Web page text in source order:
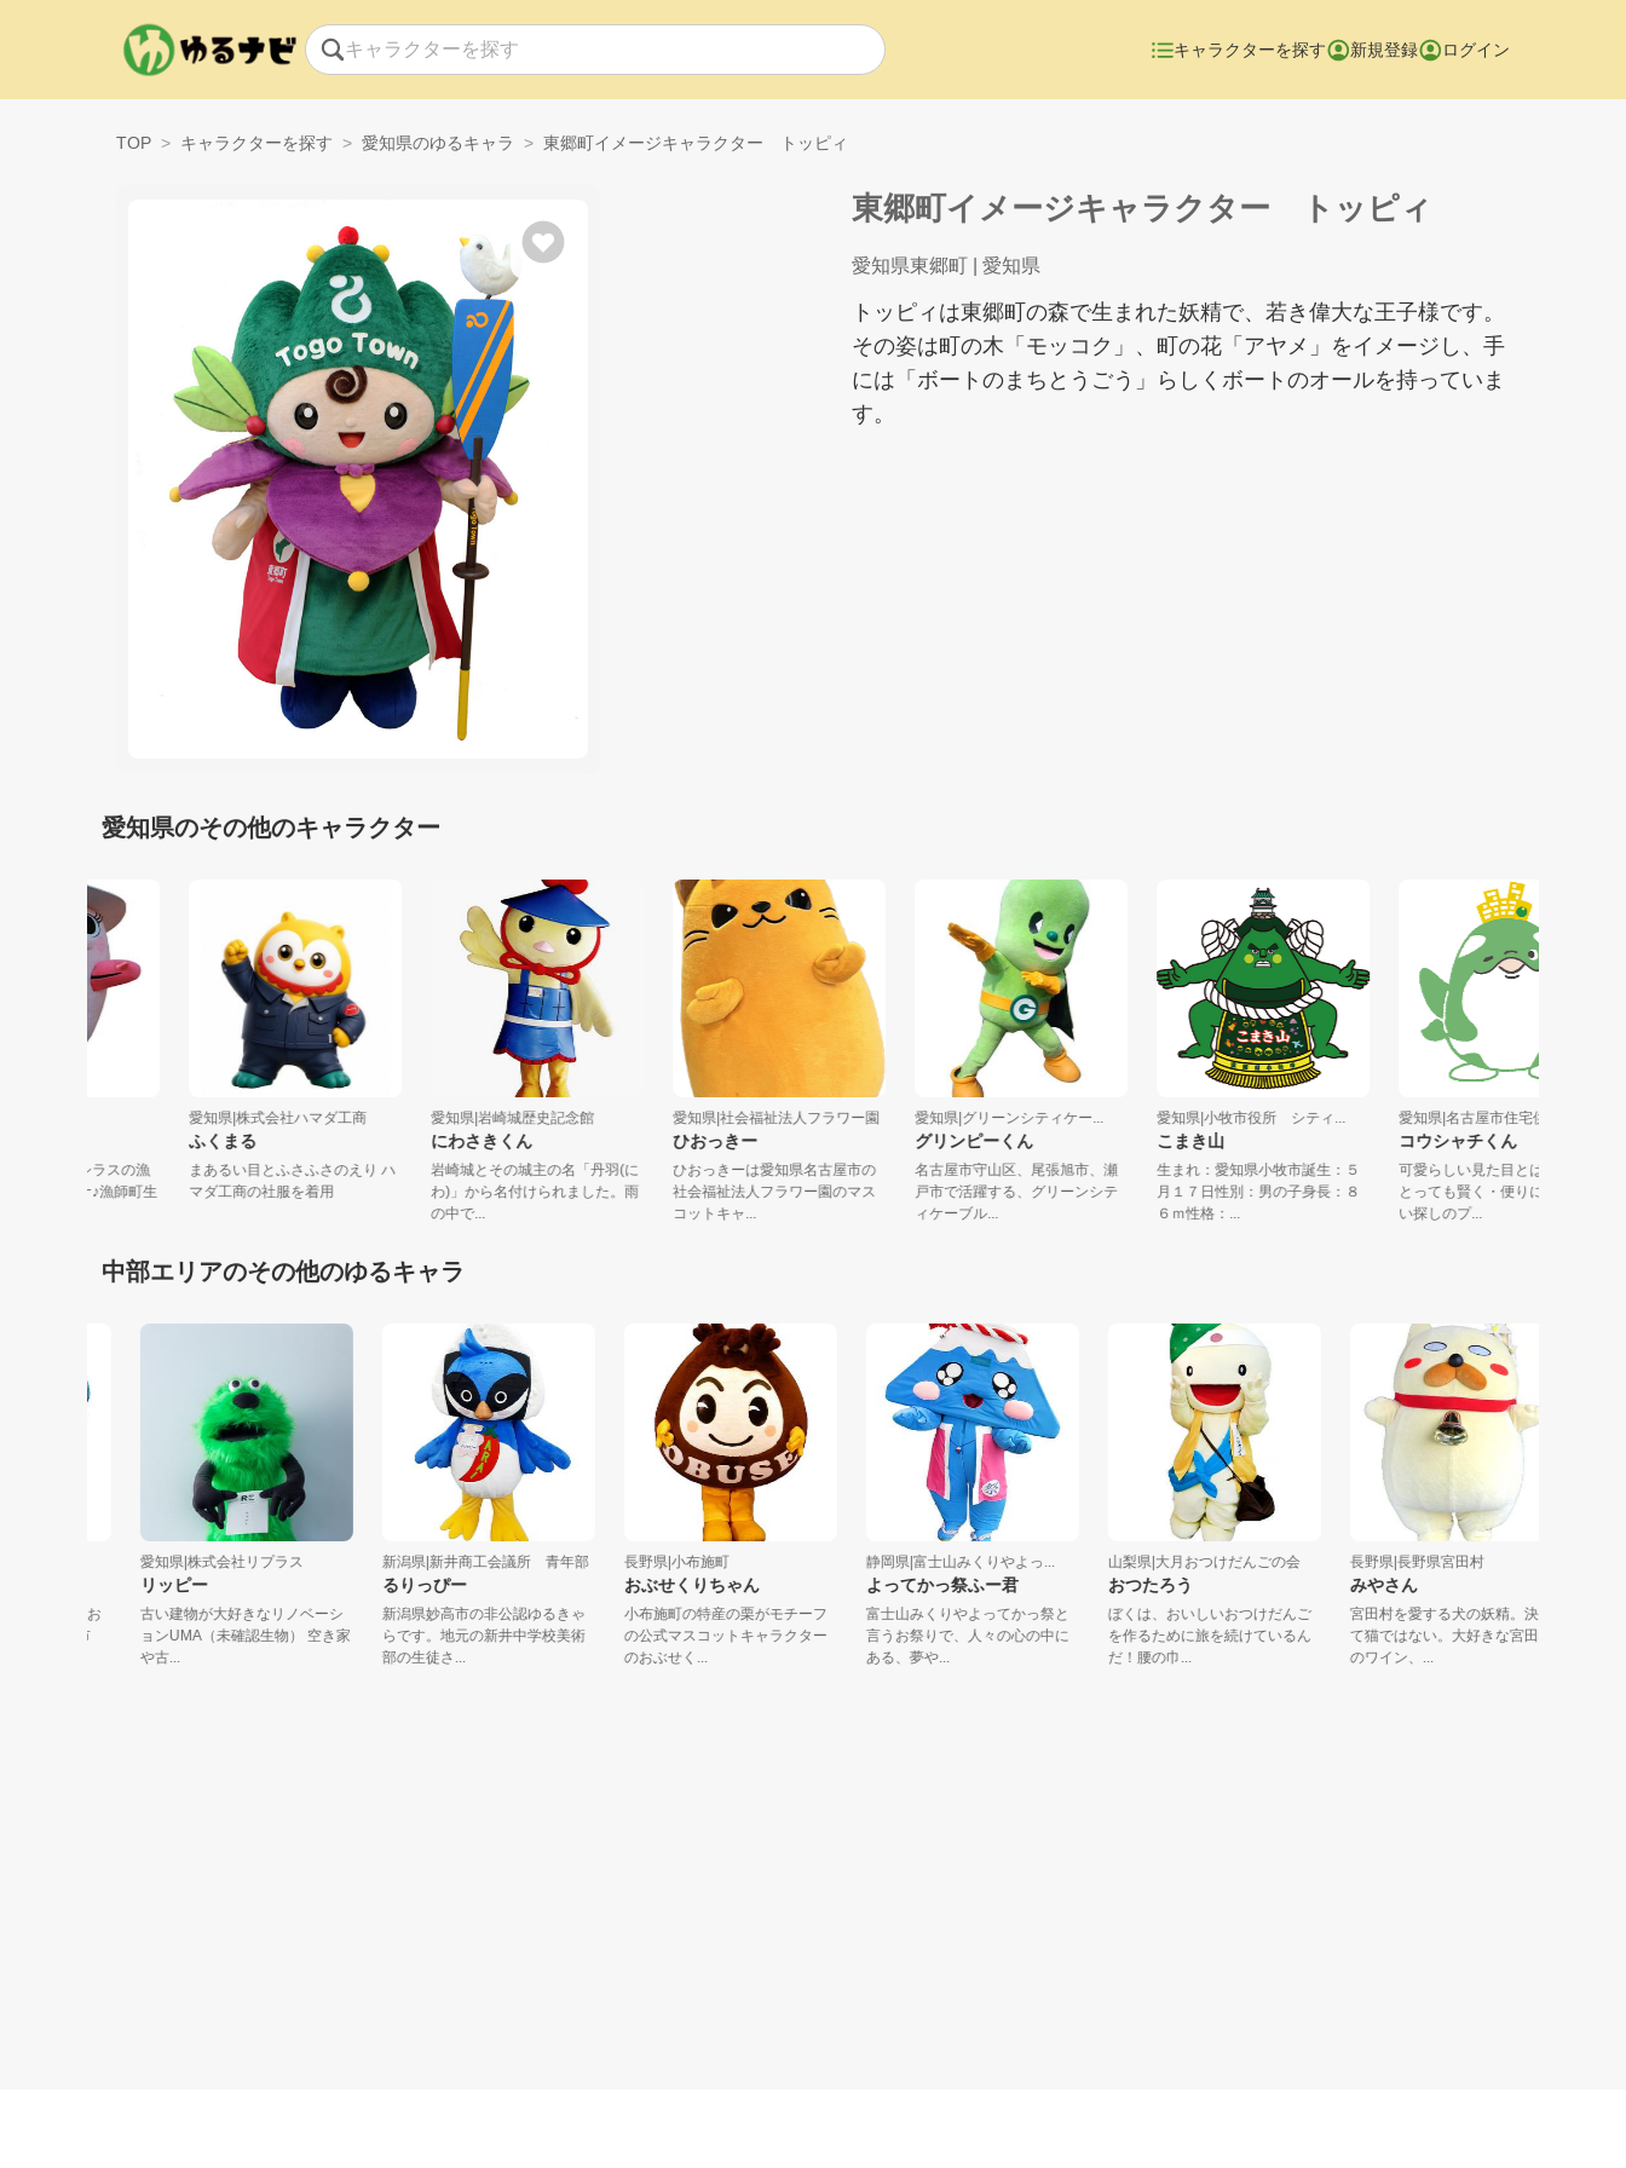
キャラクターを探す 新規登録 ログイン
TOP キャラクターを探す 愛知県のゆるキャラ 東郷町イメージキャラクター トッピィ
東郷町イメージキャラクター トッピィ
愛知県東郷町 | 愛知県
トッピィは東郷町の森で生まれた妖精で、若き偉大な王子様です。
その姿は町の木「モッコク」、町の花「アヤメ」をイメージし、手
には「ボートのまちとうごう」らしくボートのオールを持っていま
す。
愛知県のその他のキャラクター
離島、篠島はシラスの漁
本一なんだーナ♪漁師町生
愛知県|株式会社ハマダ工商
ふくまる
まあるい目とふさふさのえり ハ
マダ工商の社服を着用
愛知県|岩崎城歴史記念館
にわさきくん
岩崎城とその城主の名「丹羽(に
わ)」から名付けられました。雨
の中で...
愛知県|社会福祉法人フラワー園
ひおっきー
ひおっきーは愛知県名古屋市の
社会福祉法人フラワー園のマス
コットキャ...
愛知県|グリーンシティケー...
グリンピーくん
名古屋市守山区、尾張旭市、瀬
戸市で活躍する、グリーンシテ
ィケーブル...
愛知県|小牧市役所 シティ...
こまき山
生まれ：愛知県小牧市誕生：５
月１７日性別：男の子身長：８
６ｍ性格：...
愛知県|名古屋市住宅供給公社
コウシャチくん
可愛らしい見た目とは裏腹に
とっても賢く・便りになる住
い探しのプ...
中部エリアのその他のゆるキャラ
愛知県|株式会社リプラス
リッピー
古い建物が大好きなリノベーシ
ョンUMA（未確認生物） 空き家
や古...
新潟県|新井商工会議所 青年部
るりっぴー
新潟県妙高市の非公認ゆるきゃ
らです。地元の新井中学校美術
部の生徒さ...
長野県|小布施町
おぶせくりちゃん
小布施町の特産の栗がモチーフ
の公式マスコットキャラクター
のおぶせく...
静岡県|富士山みくりやよっ...
よってかっ祭ふー君
富士山みくりやよってかっ祭と
言うお祭りで、人々の心の中に
ある、夢や...
山梨県|大月おつけだんごの会
おつたろう
ぼくは、おいしいおつけだんご
を作るために旅を続けているん
だ！腰の巾...
長野県|長野県宮田村
みやさん
宮田村を愛する犬の妖精。決し
て猫ではない。大好きな宮田村
のワイン、...